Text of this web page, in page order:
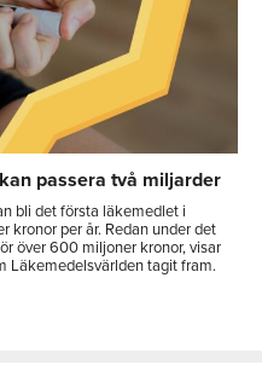
passera två miljarder
bli det första läkemedlet i
kronor per år. Redan under det
över 600 miljoner kronor, visar
Läkemedelsvärlden tagit fram.